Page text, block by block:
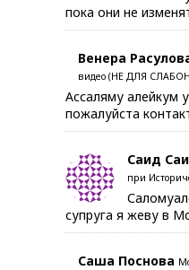
пока они не
Венера
видео (НЕ ДЛЯ
Ассаляму алейкум
пожалуйста
Саид
при
супруга я жеву в
Саша Поснова